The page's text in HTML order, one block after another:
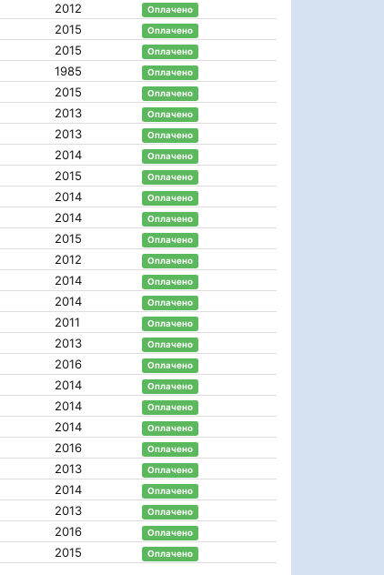
2012 Оплачено
2015 Оплачено
2015 Оплачено
1985 Оплачено
2015 Оплачено
2013 Оплачено
2013 Оплачено
2014 Оплачено
2015 Оплачено
2014 Оплачено
2014 Оплачено
2015 Оплачено
2012 Оплачено
2014 Оплачено
2014 Оплачено
2011 Оплачено
2013 Оплачено
2016 Оплачено
2014 Оплачено
2014 Оплачено
2014 Оплачено
2016 Оплачено
2013 Оплачено
2014 Оплачено
2013 Оплачено
2016 Оплачено
2015 Оплачено